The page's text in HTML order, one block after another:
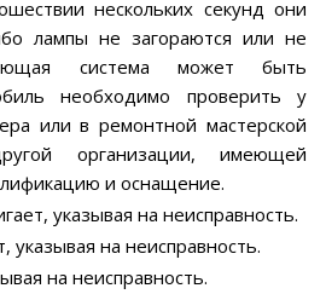
нескольких секунд они
лампы не загораются или не
система может быть
необходимо проверить у
или в ремонтной мастерской
организации, имеющей
и оснащение.
указывая на неисправность.
указывая на неисправность.
на неисправность.